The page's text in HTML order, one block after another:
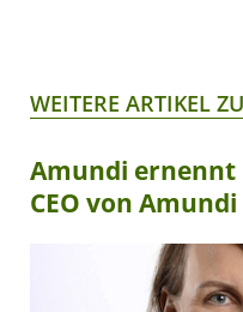
WEITERE ARTIKEL
Amundi ernennt
CEO von